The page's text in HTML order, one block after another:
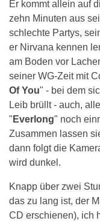
Er kommt allein auf
zehn Minuten aus
schlechte Partys,
er Nirvana kennen
am Boden vor
seiner WG-Zeit mit
Of You" - bei dem
Leib brüllt - auch,
" Everlong" noch
Zusammen lassen
dann folgt die
wird dunkel.
Knapp über zwei
das zu lang ist, der
CD erschienen), ich